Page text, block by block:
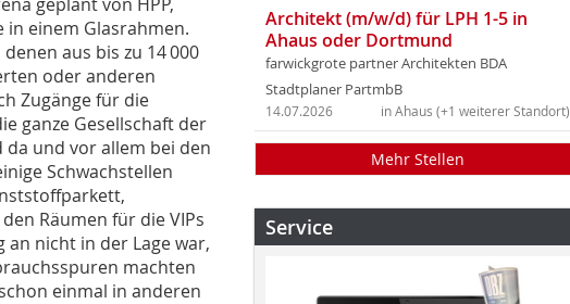
in einem Glasrahmen.
aus bis zu 14 000
oder anderen
Zugänge für die
ganze Gesellschaft der
und vor allem bei den
Schwachstellen
Räumen für die VIPs
nicht in der Lage war,
machten
einmal in anderen
Architekt (m/w/d) für LPH 1-5 in
Ahaus oder Dortmund
farwickgrote partner Architekten BDA
Stadtplaner PartmbB
in Ahaus (+1 weiterer Standort)
14.07.2026
Mehr Stellen
Service